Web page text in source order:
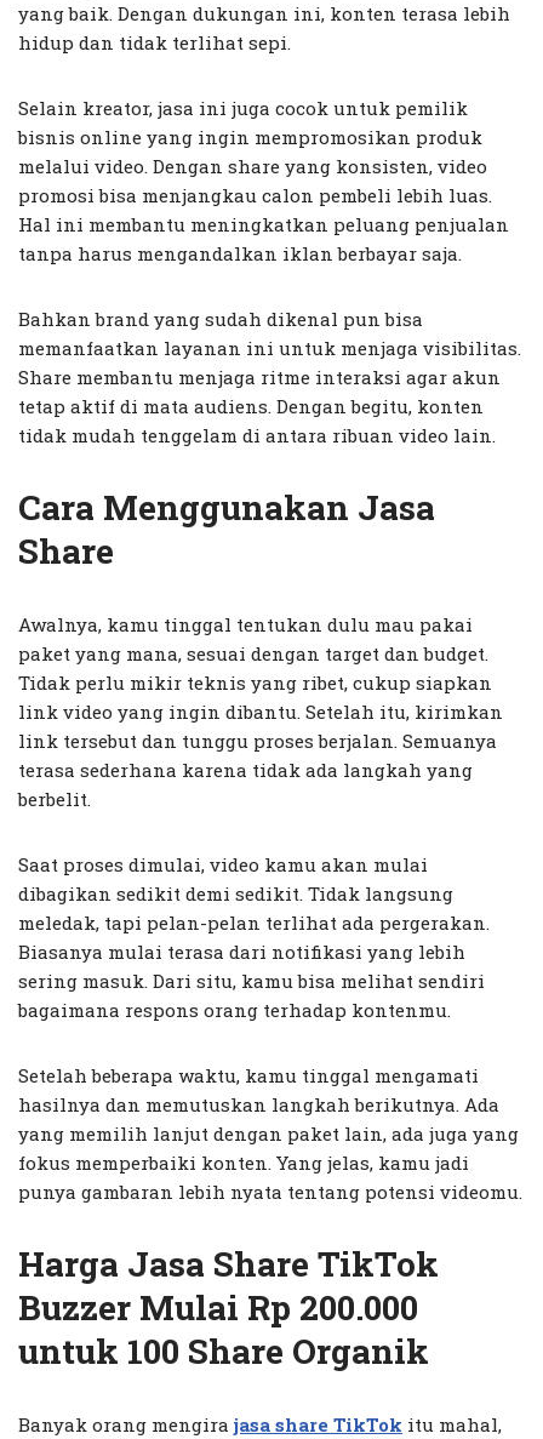
yang baik. Dengan dukungan ini, konten terasa lebih
hidup dan tidak terlihat sepi.
Selain kreator, jasa ini juga cocok untuk pemilik
bisnis online yang ingin mempromosikan produk
melalui video. Dengan share yang konsisten, video
promosi bisa menjangkau calon pembeli lebih luas.
Hal ini membantu meningkatkan peluang penjualan
tanpa harus mengandalkan iklan berbayar saja.
Bahkan brand yang sudah dikenal pun bisa
memanfaatkan layanan ini untuk menjaga visibilitas.
Share membantu menjaga ritme interaksi agar akun
tetap aktif di mata audiens. Dengan begitu, konten
tidak mudah tenggelam di antara ribuan video lain.
Cara Menggunakan Jasa
Share
Awalnya, kamu tinggal tentukan dulu mau pakai
paket yang mana, sesuai dengan target dan budget.
Tidak perlu mikir teknis yang ribet, cukup siapkan
link video yang ingin dibantu. Setelah itu, kirimkan
link tersebut dan tunggu proses berjalan. Semuanya
terasa sederhana karena tidak ada langkah yang
berbelit.
Saat proses dimulai, video kamu akan mulai
dibagikan sedikit demi sedikit. Tidak langsung
meledak, tapi pelan-pelan terlihat ada pergerakan.
Biasanya mulai terasa dari notifikasi yang lebih
sering masuk. Dari situ, kamu bisa melihat sendiri
bagaimana respons orang terhadap kontenmu.
Setelah beberapa waktu, kamu tinggal mengamati
hasilnya dan memutuskan langkah berikutnya. Ada
yang memilih lanjut dengan paket lain, ada juga yang
fokus memperbaiki konten. Yang jelas, kamu jadi
punya gambaran lebih nyata tentang potensi videomu.
Harga Jasa Share TikTok
Buzzer Mulai Rp 200.000
untuk 100 Share Organik
Banyak orang mengira jasa share TikTok itu mahal,